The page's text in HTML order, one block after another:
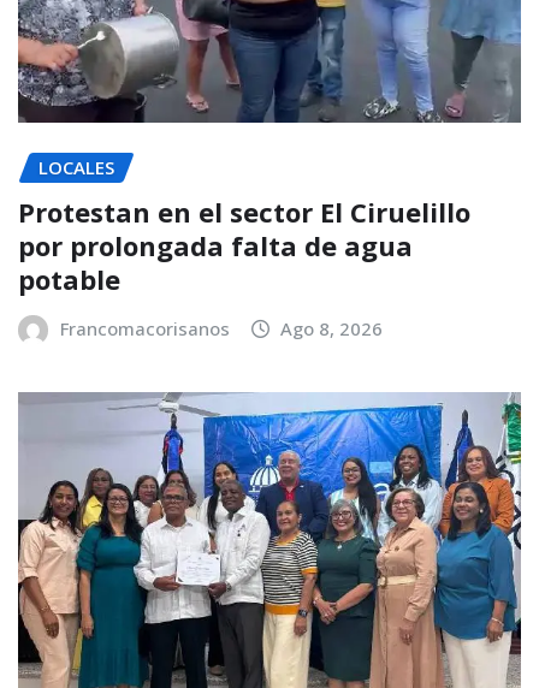
LOCALES
Protestan en el sector El Ciruelillo
por prolongada falta de agua
potable
Francomacorisanos Ago 8, 2026